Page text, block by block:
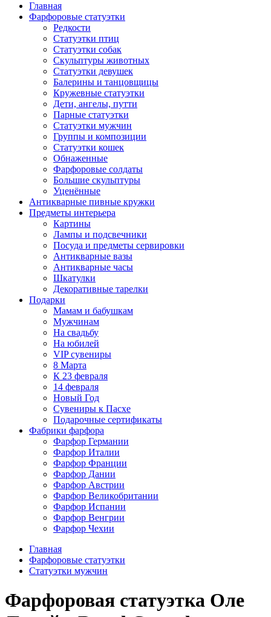
Главная
Фарфоровые статуэтки
Редкости
Cтатуэтки птиц
Cтатуэтки собак
Скульптуры животных
Статуэтки девушек
Балерины и танцовщицы
Кружевные статуэтки
Дети, ангелы, путти
Парные статуэтки
Статуэтки мужчин
Группы и композиции
Статуэтки кошек
Обнаженные
Фарфоровые солдаты
Большие скульптуры
Уценённые
Антикварные пивные кружки
Предметы интерьера
Картины
Лампы и подсвечники
Посуда и предметы сервировки
Антикварные вазы
Антикварные часы
Шкатулки
Декоративные тарелки
Подарки
Мамам и бабушкам
Мужчинам
На свадьбу
На юбилей
VIP сувениры
8 Марта
К 23 февраля
14 февраля
Новый Год
Сувениры к Пасхе
Подарочные сертификаты
Фабрики фарфора
Фарфор Германии
Фарфор Италии
Фарфор Франции
Фарфор Дании
Фарфор Австрии
Фарфор Великобритании
Фарфор Испании
Фарфор Венгрии
Фарфор Чехии
Главная
Фарфоровые статуэтки
Статуэтки мужчин
Фарфоровая статуэтка Оле